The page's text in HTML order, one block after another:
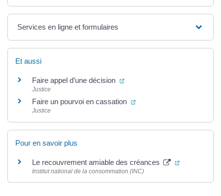
Services en ligne et formulaires
Et aussi
Faire appel d’une décision (ouverture dans un nouvel
Justice
Faire un pourvoi en cassation (ouverture dans un nouvel
Justice
Pour en savoir plus
Le recouvrement amiable des créances (ouverture
Institut national de la consommation (INC)